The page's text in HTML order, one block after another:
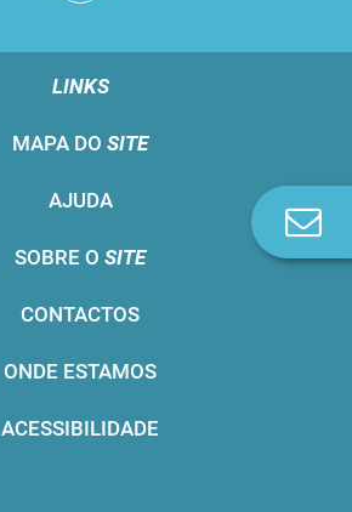
LINKS
MAPA DO SITE
AJUDA
SOBRE O SITE
CONTACTOS
ONDE ESTAMOS
ACESSIBILIDADE